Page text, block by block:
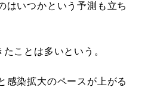
はいつかという予測も立ち
ことは多いという。
感染拡大のペースが上がる